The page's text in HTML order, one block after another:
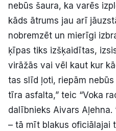
nebūs šaura, ka varēs
kāds ātrums jau arī
nobremzēt un mierīgi
ķīpas tiks izšķaidītas,
virāžās vai vēl kaut kur
tas slīd ļoti, riepām
tīra asfalta,” teic “Voka
dalībnieks Aivars Aļehna.
– tā mīt blakus oficiālajai